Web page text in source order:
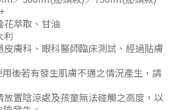
花萃取、甘油
利
皮膚科、眼科醫師臨床測試、經過貼膚
用後若有發生肌膚不適之情況產生，請
處及孩童無法碰觸之高度，以